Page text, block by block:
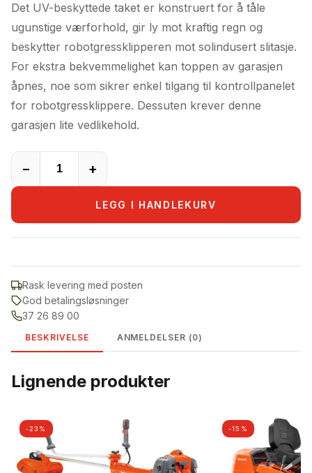
Det UV-beskyttede taket er konstruert for å tåle
ugunstige værforhold, gir ly mot kraftig regn og
beskytter robotgressklipperen mot solindusert slitasje.
For ekstra bekvemmelighet kan toppen av garasjen
åpnes, noe som sikrer enkel tilgang til kontrollpanelet
for robotgressklippere. Dessuten krever denne
garasjen lite vedlikehold.
− +
LEGG I HANDLEKURV
Rask levering med posten
God betalingsløsninger
37 26 89 00
BESKRIVELSE ANMELDELSER (0)
Lignende produkter
-23% -15%